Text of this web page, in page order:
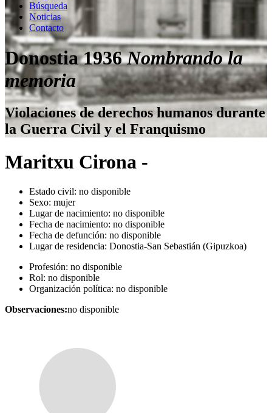
Búsqueda
Noticias
Contacto
Donostia 1936Nombrando la
memoria
Violaciones de derechos humanos durante
la Guerra Civil y el Franquismo
Maritxu Cirona -
Estado civil: no disponible
Sexo: mujer
Lugar de nacimiento: no disponible
Fecha de nacimiento: no disponible
Fecha de defunción: no disponible
Lugar de residencia: Donostia-San Sebastián (Gipuzkoa)
Profesión: no disponible
Rol: no disponible
Organización política: no disponible
Observaciones:no disponible